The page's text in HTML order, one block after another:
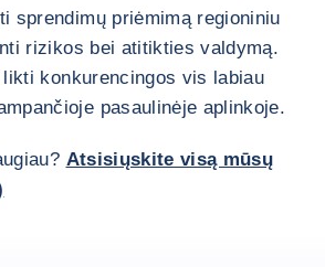
sprendimų priėmimą regioniniu
rizikos bei atitikties valdymą.
konkurencingos vis labiau
pasaulinėje aplinkoje.
Atsisiųskite visą mūsų